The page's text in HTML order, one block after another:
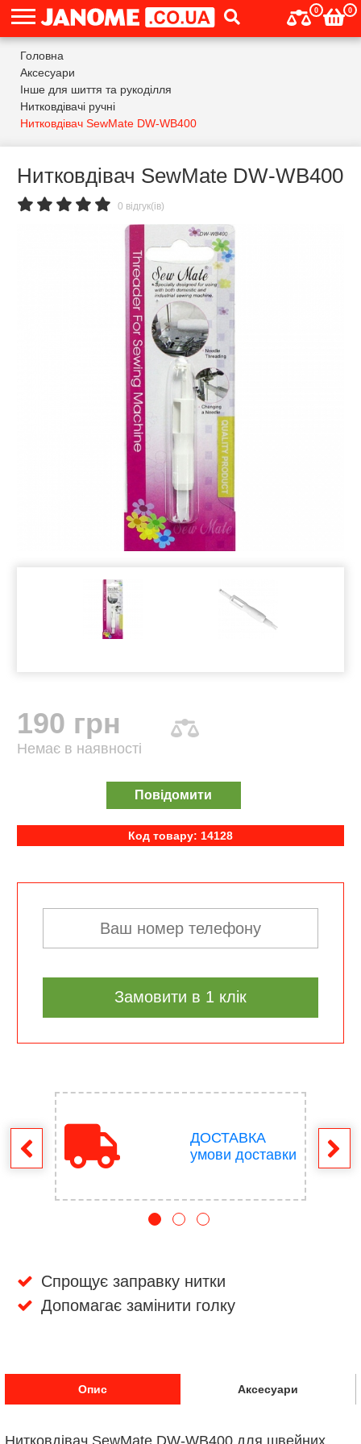
0 0
Головна
Аксесуари
Інше для шиття та рукоділля
Нитковдівачі ручні
Нитковдівач SewMate DW-WB400
Нитковдівач SewMate DW-WB400
0 відгук(ів)
190 грн
Немає в наявності
Повідомити
Код товару: 14128
Замовити в 1 клік
ДОСТАВКА
умови доставки
Спрощує заправку нитки
Допомагає замінити голку
Опис Аксесуари